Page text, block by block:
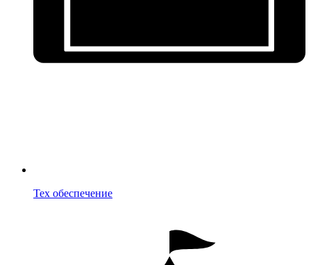
Тех обеспечение